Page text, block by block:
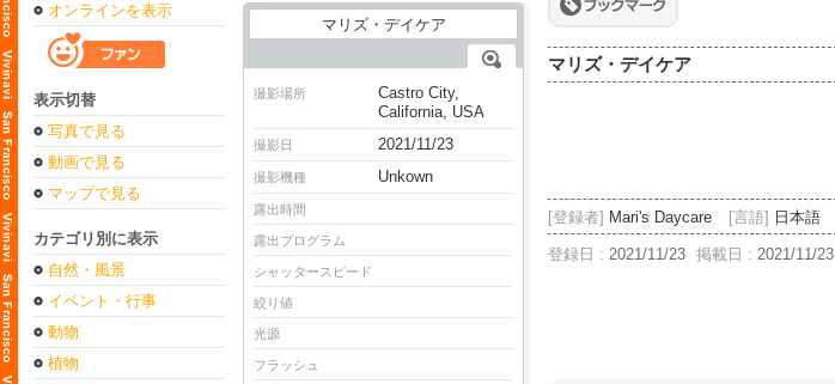
オンラインを表示
表示切替
写真で見る
動画で見る
マップで見る
カテゴリ別に表示
自然・風景
イベント・行事
動物
植物
撮影場所
Castro City,
California, USA
撮影日 2021/11/23
撮影機種 Unkown
露出時間
露出プログラム
シャッタースピード
絞り値
光源
フラッシュ
マリズ・デイケア
[登録者] Mari's Daycare [言語] 日本語
登録日 : 2021/11/23 掲載日 : 2021/11/23